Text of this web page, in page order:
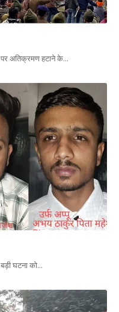
अतिक्रमण हटाने के…
घटना को…